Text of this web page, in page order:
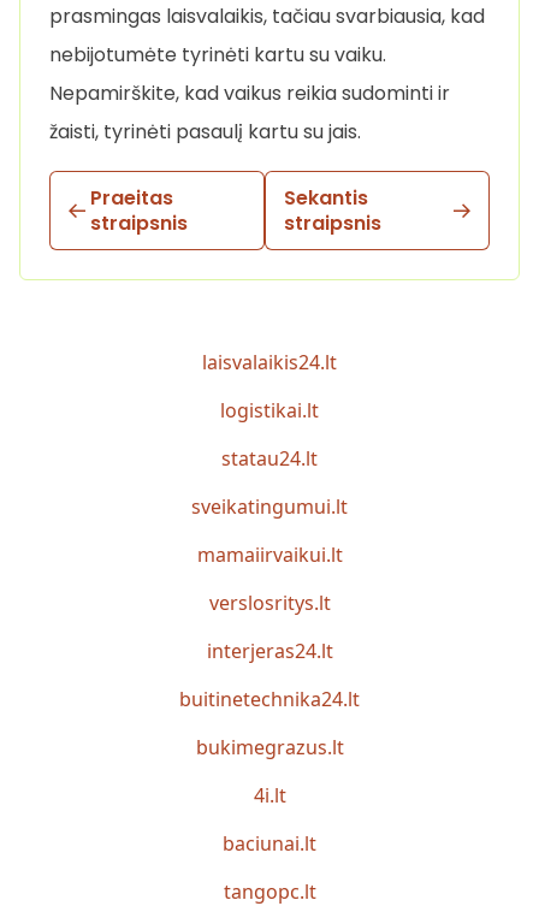
prasmingas laisvalaikis, tačiau svarbiausia, kad
nebijotumėte tyrinėti kartu su vaiku.
Nepamirškite, kad vaikus reikia sudominti ir
žaisti, tyrinėti pasaulį kartu su jais.
Praeitas
straipsnis
Sekantis
straipsnis
laisvalaikis24.lt
logistikai.lt
statau24.lt
sveikatingumui.lt
mamaiirvaikui.lt
verslosritys.lt
interjeras24.lt
buitinetechnika24.lt
bukimegrazus.lt
4i.lt
baciunai.lt
tangopc.lt